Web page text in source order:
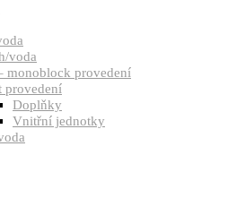
voda
monoblock provedení
provedení
Doplňky
Vnitřní jednotky